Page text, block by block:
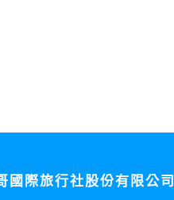
國際旅行社股份有限公司